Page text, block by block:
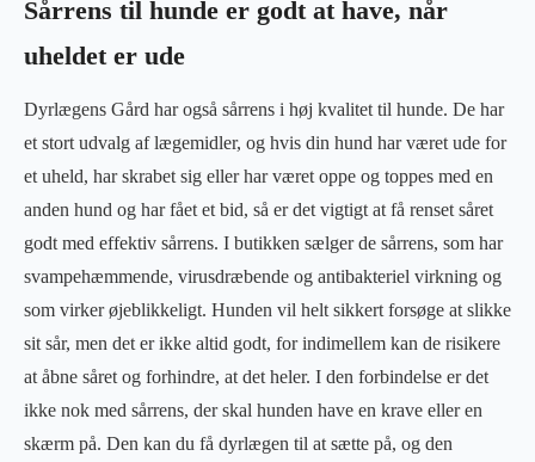
Sårrens til hunde er godt at have, når
uheldet er ude
Dyrlægens Gård har også sårrens i høj kvalitet til hunde. De har
et stort udvalg af lægemidler, og hvis din hund har været ude for
et uheld, har skrabet sig eller har været oppe og toppes med en
anden hund og har fået et bid, så er det vigtigt at få renset såret
godt med effektiv sårrens. I butikken sælger de sårrens, som har
svampehæmmende, virusdræbende og antibakteriel virkning og
som virker øjeblikkeligt. Hunden vil helt sikkert forsøge at slikke
sit sår, men det er ikke altid godt, for indimellem kan de risikere
at åbne såret og forhindre, at det heler. I den forbindelse er det
ikke nok med sårrens, der skal hunden have en krave eller en
skærm på. Den kan du få dyrlægen til at sætte på, og den